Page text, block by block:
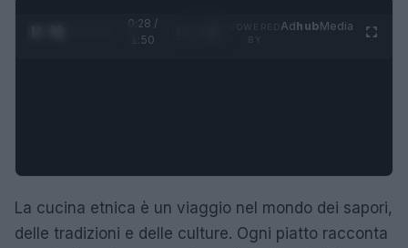
0:28 /
1:50
AdhubMedia
La cucina etnica è un viaggio nel mondo dei sapori,
delle tradizioni e delle culture. Ogni piatto racconta